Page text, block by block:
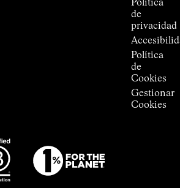
Política
de
privacidad
Política
de
Cookies
Gestionar
Cookies